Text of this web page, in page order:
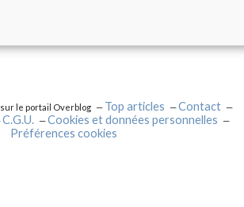
sur le portail Overblog Top articles
Contact
C.G.U.
Cookies et données personnelles
Préférences cookies